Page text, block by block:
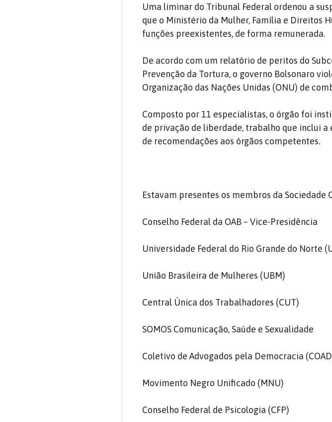
Uma liminar do Tribunal Federal ordenou a
que o Ministério da Mulher, Família e Direitos
funções preexistentes, de forma remunerada.
De acordo com um relatório de peritos do
Prevenção da Tortura, o governo Bolsonaro
Organização das Nações Unidas (ONU) de
Composto por 11 especialistas, o órgão foi
de privação de liberdade, trabalho que inclui
de recomendações aos órgãos competentes.
Estavam presentes os membros da Sociedade
Conselho Federal da OAB – Vice-Presidência
Universidade Federal do Rio Grande do Norte
União Brasileira de Mulheres (UBM)
Central Única dos Trabalhadores (CUT)
SOMOS Comunicação, Saúde e Sexualidade
Coletivo de Advogados pela Democracia
Movimento Negro Unificado (MNU)
Conselho Federal de Psicologia (CFP)